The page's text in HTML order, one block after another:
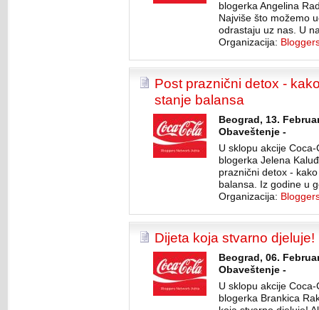
blogerka Angelina
Najviše što možemo
odrastaju uz nas. U
Organizacija:
Post praznični detox -
stanje balansa
Beograd, 13.
Obaveštenje -
U sklopu akcije
blogerka Jelena
praznični detox -
balansa. Iz godine u
Organizacija:
Dijeta koja stvarno djeluje!
Beograd, 06.
Obaveštenje -
U sklopu akcije
blogerka Brankica